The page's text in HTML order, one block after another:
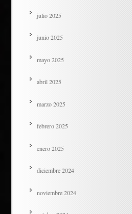
julio 2025
junio 2025
mayo 2025
abril 2025
marzo 2025
febrero 2025
enero 2025
diciembre 2024
noviembre 2024